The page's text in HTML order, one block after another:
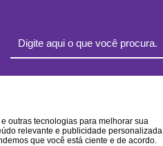
outras tecnologias para melhorar sua
relevante e publicidade personalizada
que você está ciente e de acordo.